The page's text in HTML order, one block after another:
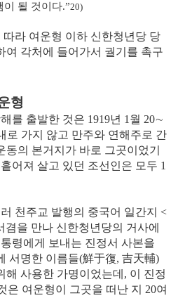
이 될 것이다.”20)
라 여운형 이하 신한청년당 당
여 각처에 들어가서 궐기를 촉구
형
를 출발한 것은 1919년 1월 20∼
로 가지 않고 만주와 연해주로 간
의 본거지가 바로 그곳이었기
어져 살고 있던 조선인은 모두 1
천주교 발행의 중국어 일간지 <
겸을 만나 신한청년당의 거사에
령에게 보내는 진정서 사본을
서명한 이름들(鮮于復, 吉天輔)
해 사용한 가명이었는데, 이 진정
은 여운형이 그곳을 떠난 지 20여